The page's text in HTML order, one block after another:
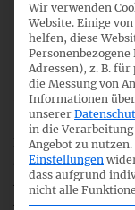
15. August 2016
52. Sitzung
Die Agenda für die
am 01.
Agenda sowie
Anmeldung finden
Wir verwenden
Website. Einige
helfen, diese
Adressen), z. B.
die Messung von
Informationen
unserer
in die
Angebot zu nutzen.
Einstellungen
dass aufgrund
nicht alle